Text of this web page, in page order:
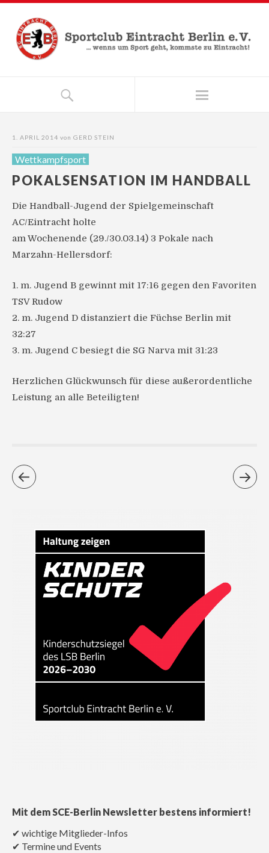
1. APRIL 2014 von GERD STEIN
Wettkampfsport
POKALSENSATION IM HANDBALL
Die Handball-Jugend der Spielgemeinschaft
AC/Eintracht holte
am Wochenende (29./30.03.14) 3 Pokale nach
Marzahn-Hellersdorf:
1. m. Jugend B gewinnt mit 17:16 gegen den Favoriten
TSV Rudow
2. m. Jugend D distanziert die Füchse Berlin mit
32:27
3. m. Jugend C besiegt die SG Narva mit 31:23
Herzlichen Glückwunsch für diese außerordentliche
Leistung an alle Beteiligten!
Mit dem SCE-Berlin Newsletter bestens informiert!
✔ wichtige Mitglieder-Infos
✔ Termine und Events